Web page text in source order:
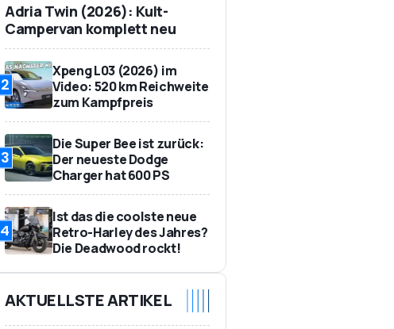
Adria Twin (2026): Kult-
Campervan komplett neu
2
Xpeng L03 (2026) im
Video: 520 km Reichweite
zum Kampfpreis
3
Die Super Bee ist zurück:
Der neueste Dodge
Charger hat 600 PS
4
Ist das die coolste neue
Retro-Harley des Jahres?
Die Deadwood rockt!
AKTUELLSTE ARTIKEL